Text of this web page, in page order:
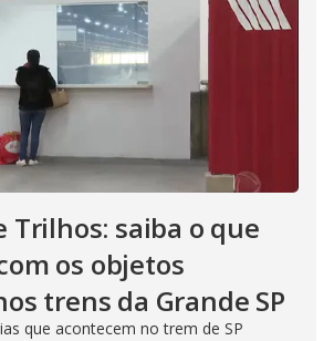
Trilhos: saiba o que
os objetos
trens da Grande SP
que acontecem no trem de SP